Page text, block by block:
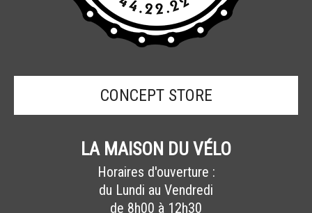
CONCEPT STORE
LA MAISON DU VÉLO
Horaires d'ouverture :
du Lundi au Vendredi
de 8h00 à 12h30